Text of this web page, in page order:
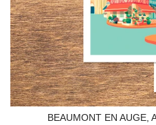
BEAUMONT EN AUGE,